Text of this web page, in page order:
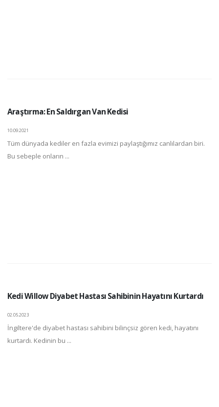
Araştırma: En Saldırgan Van Kedisi
10.09.2021
Tüm dünyada kediler en fazla evimizi paylaştığımız canlılardan biri.
Bu sebeple onların ...
Kedi Willow Diyabet Hastası Sahibinin Hayatını Kurtardı
02.05.2023
İngiltere'de diyabet hastası sahibini bilinçsiz gören kedi, hayatını
kurtardı. Kedinin bu ...